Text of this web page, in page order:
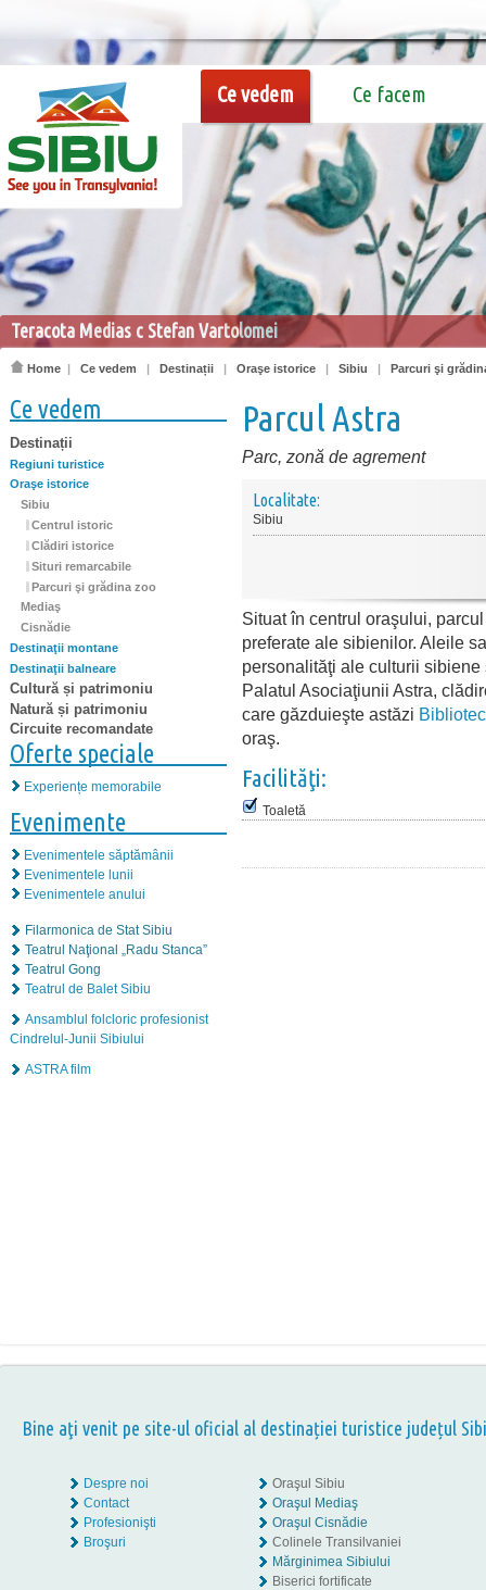
Ce vedem Ce facem
Teracota Medias c Stefan Vartolomei
Home | Ce vedem | Destinații | Oraşe istorice | Sibiu | Parcuri şi
Ce vedem
Destinații
Regiuni turistice
Oraşe istorice
Sibiu
Centrul istoric
Clădiri istorice
Situri remarcabile
Parcuri şi grădina zoo
Mediaş
Cisnădie
Destinaţii montane
Destinaţii balneare
Cultură și patrimoniu
Natură și patrimoniu
Circuite recomandate
Oferte speciale
Experiențe memorabile
Evenimente
Evenimentele săptămânii
Evenimentele lunii
Evenimentele anului
Filarmonica de Stat Sibiu
Teatrul Naţional „Radu Stanca”
Teatrul Gong
Teatrul de Balet Sibiu
Ansamblul folcloric profesionist
Cindrelul-Junii Sibiului
ASTRA film
Parcul Astra
Parc, zonă de agrement
Localitate:
Sibiu
Situat în centrul oraşului,
preferate ale sibienilor. Aleile
personalităţi ale culturii
Palatul Asociaţiunii Astra,
care găzduieşte astăzi
oraş.
Facilităţi:
Toaletă
Bine aţi venit pe site-ul oficial al destinației turistice județul
Despre noi
Contact
Profesionişti
Broşuri
Oraşul Sibiu
Oraşul Mediaş
Oraşul Cisnădie
Colinele Transilvaniei
Mărginimea Sibiului
Biserici fortificate